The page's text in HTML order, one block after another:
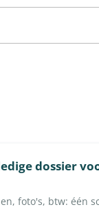
dossier
foto's, btw: één